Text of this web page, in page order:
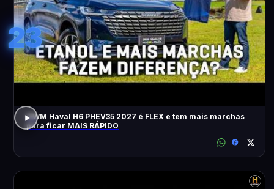
23
GWM Haval H6 PHEV35 2027 é FLEX e tem mais marchas
para ficar MAIS RÁPIDO